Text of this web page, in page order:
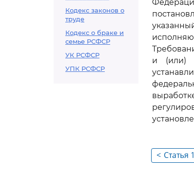
Кодекс законов о
труде
Кодекс о браке и
семье РСФСР
УК РСФСР
УПК РСФСР
и (или)
< Статья